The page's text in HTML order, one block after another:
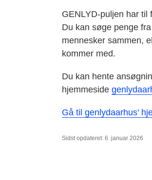
GENLYD-puljen har
Du kan søge penge
mennesker sammen,
kommer med.
Du kan hente
hjemmeside
Gå til genlydaarhus'
Sidst opdateret: 6. januar 2026